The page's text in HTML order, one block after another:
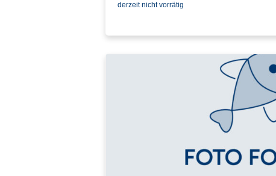
derzeit nicht vorrätig